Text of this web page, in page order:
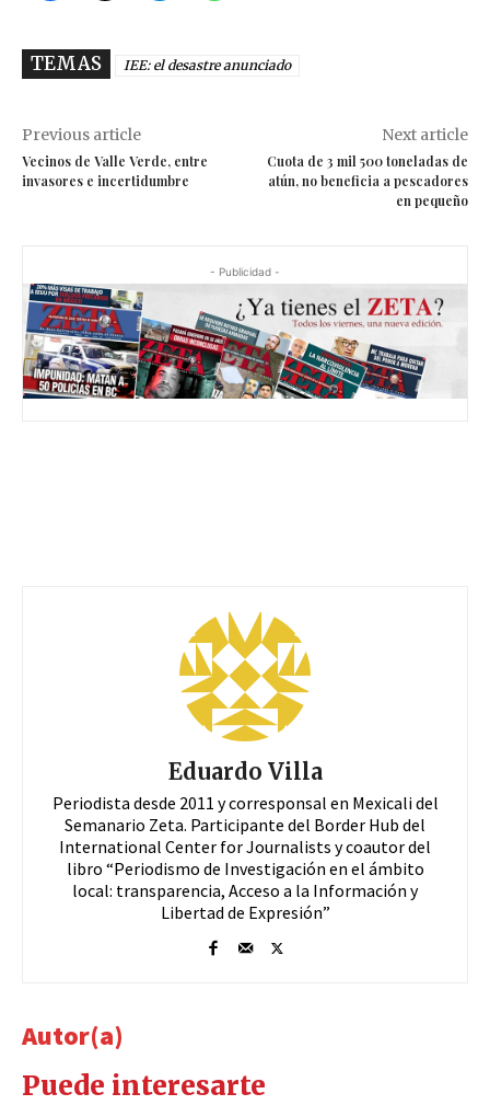
TEMAS IEE: el desastre anunciado
Previous article
Vecinos de Valle Verde, entre
invasores e incertidumbre
Next article
Cuota de 3 mil 500 toneladas de
atún, no beneficia a pescadores
en pequeño
- Publicidad -
Eduardo Villa
Periodista desde 2011 y corresponsal en Mexicali del
Semanario Zeta. Participante del Border Hub del
International Center for Journalists y coautor del
libro “Periodismo de Investigación en el ámbito
local: transparencia, Acceso a la Información y
Libertad de Expresión”
Autor(a)
Puede interesarte